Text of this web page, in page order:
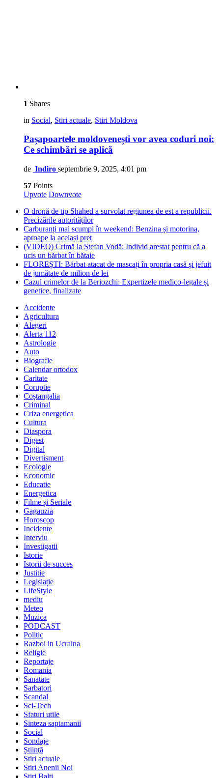
1 Shares
in Social, Stiri actuale, Stiri Moldova
Pașapoartele moldovenești vor avea coduri noi:
Ce schimbări se aplică
de Indiro septembrie 9, 2025, 4:01 pm
57 Points
Upvote Downvote
O dronă de tip Shahed a survolat regiunea de est a republicii.
Precizările autorităților
Carburanți mai scumpi în weekend: Benzina și motorina,
aproape la același preț
(VIDEO) Crimă la Ștefan Vodă: Individ arestat pentru că a
ucis un bărbat în bătaie
FLOREȘTI: Bărbat atacat de mascați în propria casă și jefuit
de jumătate de milion de lei
Cazul crimelor de la Beriozchi: Expertizele medico-legale și
genetice, finalizate
Accidente
Agricultura
Alegeri
Alerta 112
Astrologie
Auto
Biografie
Calendar ortodox
Caritate
Coruptie
Coștangalia
Criminal
Criza energetica
Cultura
Diaspora
Digest
Digital
Divertisment
Ecologie
Economic
Educatie
Energetica
Filme și Seriale
Gagauzia
Horoscop
Incidente
Interviu
Investigatii
Istorie
Istorii de succes
Justitie
Legislație
LifeStyle
mediu
Meteo
Muzica
PODCAST
Politic
Razboi in Ucraina
Religie
Reportaje
Romania
Sanatate
Sarbatori
Scandal
Sci-Tech
Sfaturi utile
Sinteza saptamanii
Social
Sondaje
Știință
Stiri actuale
Stiri Anenii Noi